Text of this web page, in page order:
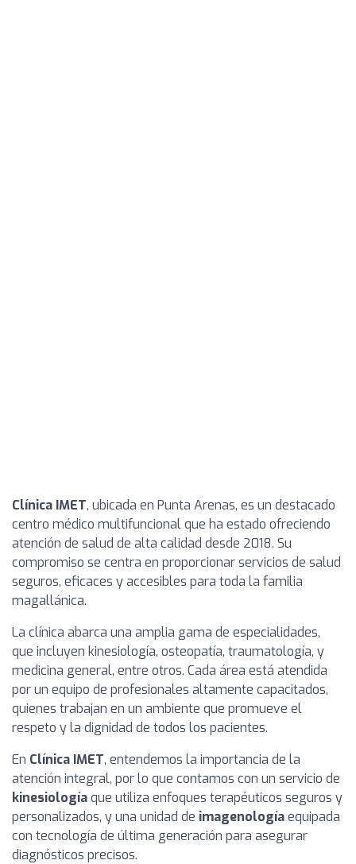
Clínica IMET, ubicada en Punta Arenas, es un destacado
centro médico multifuncional que ha estado ofreciendo
atención de salud de alta calidad desde 2018. Su
compromiso se centra en proporcionar servicios de salud
seguros, eficaces y accesibles para toda la familia
magallánica.
La clínica abarca una amplia gama de especialidades,
que incluyen kinesiología, osteopatía, traumatología, y
medicina general, entre otros. Cada área está atendida
por un equipo de profesionales altamente capacitados,
quienes trabajan en un ambiente que promueve el
respeto y la dignidad de todos los pacientes.
En Clínica IMET, entendemos la importancia de la
atención integral, por lo que contamos con un servicio de
kinesiologíaque utiliza enfoques terapéuticos seguros y
personalizados, y una unidad de imagenologíaequipada
con tecnología de última generación para asegurar
diagnósticos precisos.